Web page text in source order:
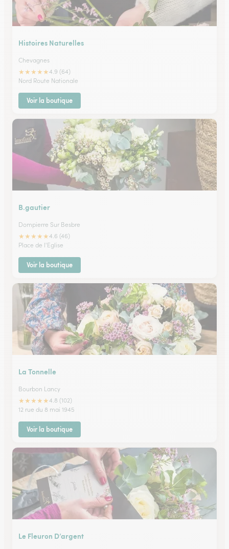
Histoires Naturelles
Chevagnes
★★★★★4.9 (64)
Nord Route Nationale
Voir la boutique
B.gautier
Dompierre Sur Besbre
★★★★★4.6 (46)
Place de l'Eglise
Voir la boutique
La Tonnelle
Bourbon Lancy
★★★★★4.8 (102)
12 rue du 8 mai 1945
Voir la boutique
Le Fleuron D’argent